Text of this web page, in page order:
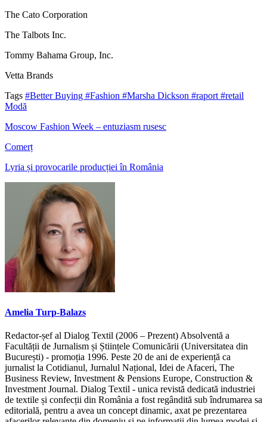
The Cato Corporation
The Talbots Inc.
Tommy Bahama Group, Inc.
Vetta Brands
Tags #Better Buying #Fashion #Marsha Dickson #raport #retail
Modă
Moscow Fashion Week – entuziasm rusesc
Comerț
Lyria și provocarile producției în România
Amelia Turp-Balazs
Redactor-șef al Dialog Textil (2006 – Prezent) Absolventă a
Facultății de Jurnalism și Științele Comunicării (Universitatea din
București) - promoția 1996. Peste 20 de ani de experiență ca
jurnalist la Cotidianul, Jurnalul Național, Idei de Afaceri, The
Business Review, Investment & Pensions Europe, Construction &
Investment Journal. Dialog Textil - unica revistă dedicată industriei
de textile și confecții din România a fost regândită sub îndrumarea sa
editorială, pentru a avea un concept dinamic, axat pe prezentarea